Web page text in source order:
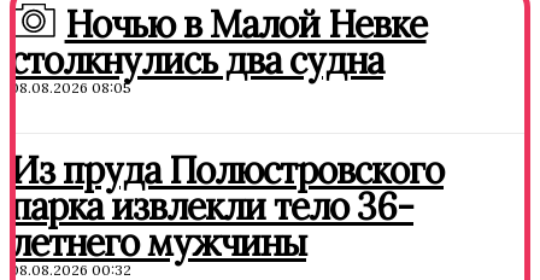
Ночью в Малой Невке
столкнулись два судна
08.08.2026 08:05
Из пруда Полюстровского
парка извлекли тело 36-
летнего мужчины
08.08.2026 00:32